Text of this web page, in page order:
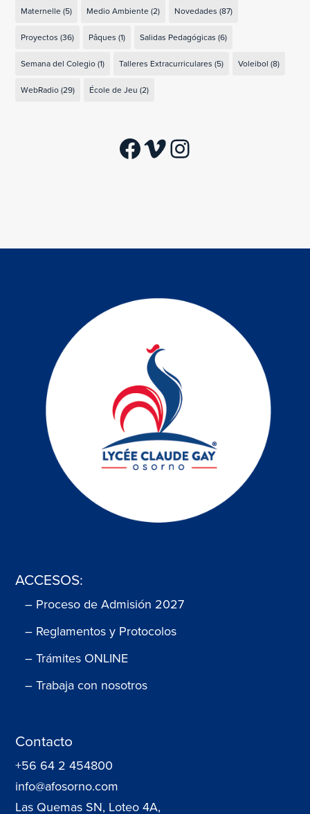
Maternelle(5) Medio Ambiente(2) Novedades (87)
Proyectos (36) Pâques (1) Salidas Pedagógicas (6)
Semana del Colegio(1) Talleres Extracurriculares (5) Voleibol (8)
WebRadio(29) École de Jeu (2)
Facebook
VimeoInstagram
ACCESOS:
– Proceso de Admisión 2027
– Reglamentos y Protocolos
– Trámites ONLINE
– Trabaja con nosotros
Contacto
+56 64 2 454800
info@afosorno.com
Las Quemas SN, Loteo 4A,